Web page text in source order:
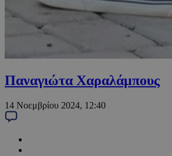
Παναγιώτα Χαραλάμπους
14 Νοεμβρίου 2024, 12:40